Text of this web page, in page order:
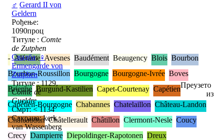
♂ Gerard II von
Geldern
Рођење:
1090проц
Титуле : Comte
de Zutphen
Свадба:♀
Ermengarde von
Zutphen
Титуле : 1129,
Comte de
Gueldre
Смрт: < 1134
Сахрана: kerk
van Wassenberg
- Alérame Avesnes Baudément Beaugency Blois Bourbon
Bourbon-Roussillon Bourgogne Bourgogne-Ivrée Boves
Brienne Burgund-Kastilien Capet-Courtenay Capétien
Capétien-Bourgogne Chabannes Chatelaillon Château-Landon
Châteaudun Châtellerault Châtillon Clermont-Nesle Coucy
Crecy Dampierre Diepoldinger-Rapotonen Dreux
Преузето
из